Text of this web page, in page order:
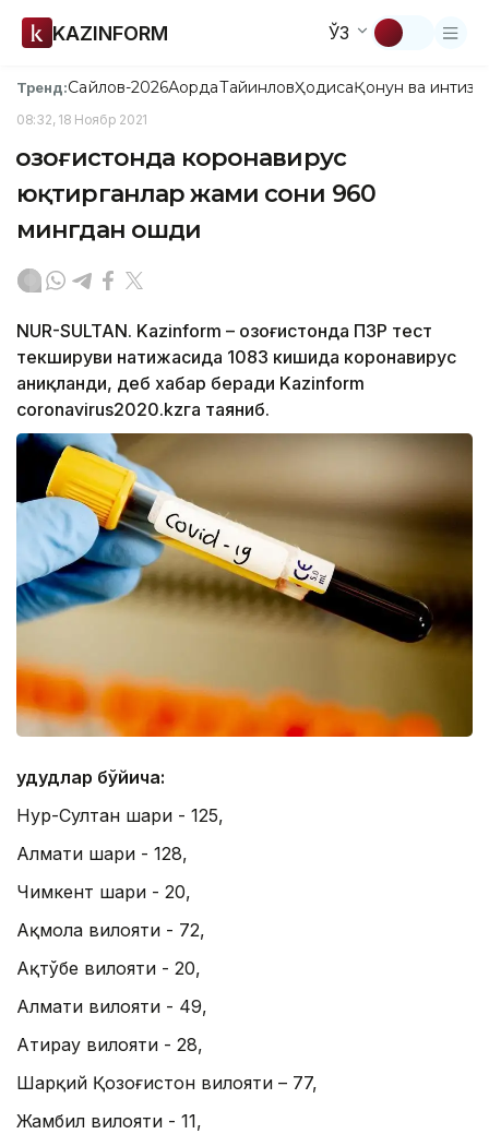
KAZINFORM ЎЗ
Тренд:Сайлов-2026АқордаТайинловҲодисаҚонун ва
08:32, 18 Ноябр 2021
Қозоғистонда коронавирус
юқтирганлар жами сони 960
мингдан ошди
NUR-SULTAN. Kazinform – Қозоғистонда ПЗР тест
текшируви натижасида 1083 кишида коронавирус
аниқланди, деб хабар беради Kazinform
coronavirus2020.kzга таяниб.
Ҳудудлар бўйича:
Нур-Султан шаҳри - 125,
Алмати шаҳри - 128,
Чимкент шаҳри - 20,
Ақмола вилояти - 72,
Ақтўбе вилояти - 20,
Алмати вилояти - 49,
Атирау вилояти - 28,
Шарқий Қозоғистон вилояти – 77,
Жамбил вилояти - 11,